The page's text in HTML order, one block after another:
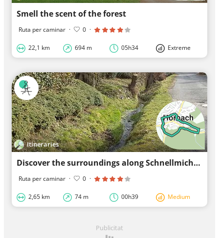
Smell the scent of the forest
Ruta per caminar · 0 ·
22,1 km 694 m 05h34 Extreme
Itineraries
Discover the surroundings along Schnellmichbach
Ruta per caminar · 0 ·
2,65 km 74 m 00h39 Medium
Publicitat